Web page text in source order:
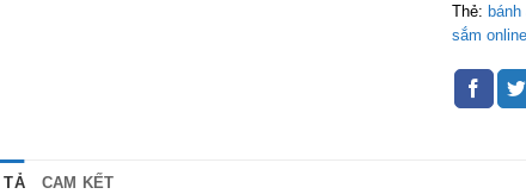
Thẻ:
sắm online
TẢ CAM KẾT